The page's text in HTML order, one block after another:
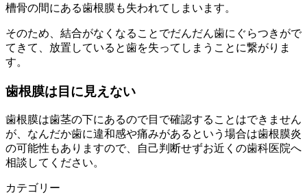
槽骨の間にある歯根膜も失われてしまいます。
そのため、結合がなくなることでだんだん歯にぐらつきがで
てきて、放置していると歯を失ってしまうことに繋がりま
す。
歯根膜は目に見えない
歯根膜は歯茎の下にあるので目で確認することはできません
が、なんだか歯に違和感や痛みがあるという場合は歯根膜炎
の可能性もありますので、自己判断せずお近くの歯科医院へ
相談してください。
カテゴリー